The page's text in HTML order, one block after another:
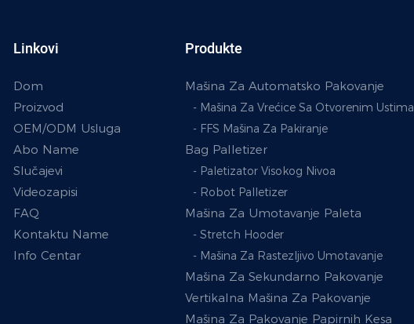
Linkovi
Dom
Proizvod
OEM/ODM Usluga
Abo Name
Slučajevi
Videozapisi
FAQ
Kontaktu Name
Info Centar
Produkte
Mašina Za Automatsko Pakovanje
- Mašina Za Vrećice Sa Otvorenim Ustima
- FFS Mašina Za Pakiranje
Bag Palletizer
- Paletizator Visokog Nivoa
- Robot Palletizer
Mašina Za Umotavanje Paleta
- Stretch Hooder
- Mašina Za Rastezljivo Umotavanje
Mašina Za Sekundarno Pakovanje
Vertikalna Mašina Za Pakovanje
Mašina Za Pakovanje Papirnih Kesa